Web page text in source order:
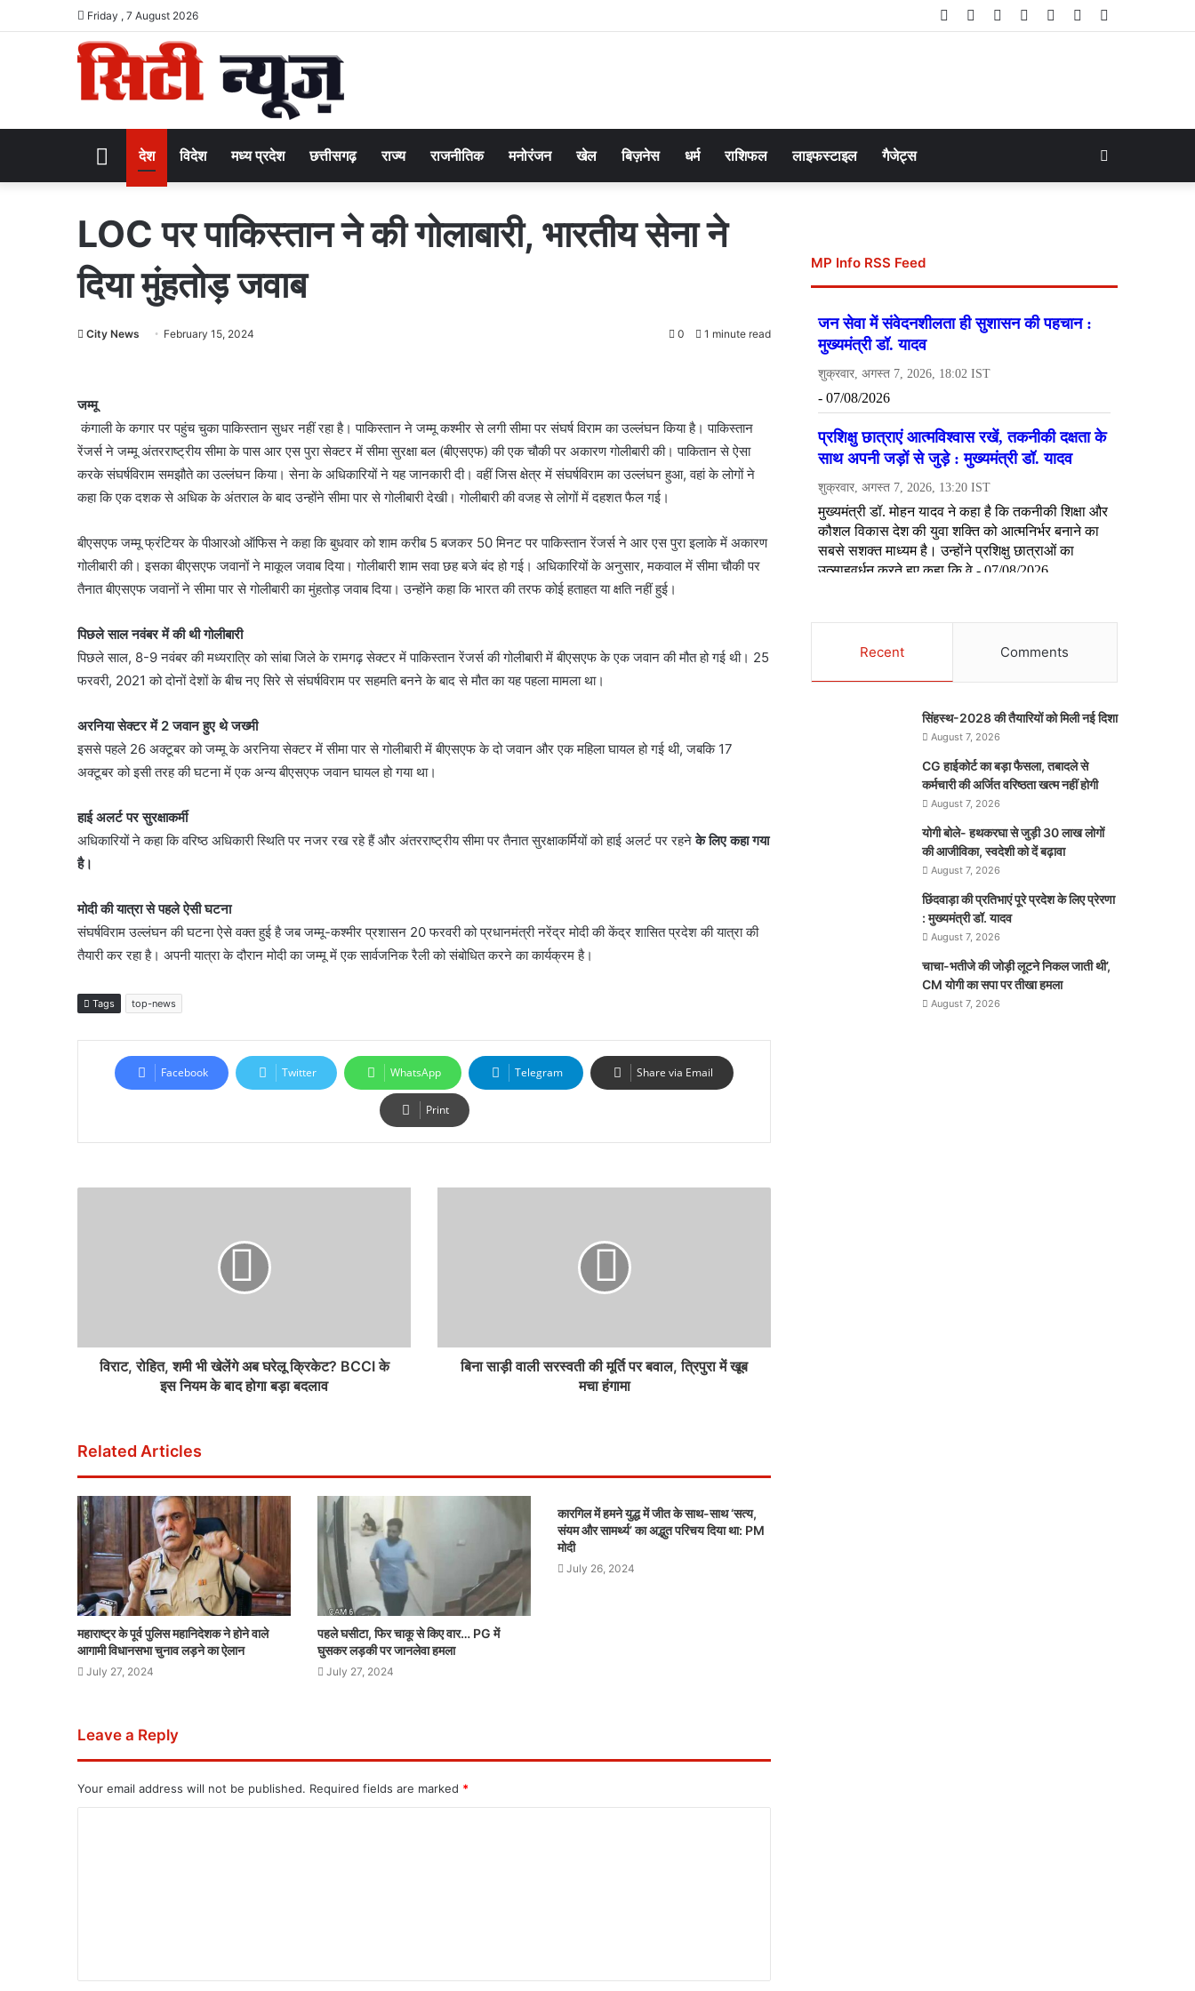
Friday , 7 August 2026 Telegram
Instagram
YouTube
LinkedIn
Twitter
Facebook
Homeदेश विदेश मध्य प्रदेश छत्तीसगढ़ राज्य राजनीतिक मनोरंजन खेल बिज़नेस धर्म राशिफल लाइफस्टाइल गैजेट्स
LOC पर पाकिस्तान ने की गोलाबारी, भारतीय सेना ने
दिया मुंहतोड़ जवाब
City News February 15, 2024 0 1 minute read
जम्मू
कंगाली के कगार पर पहुंच चुका पाकिस्तान सुधर नहीं रहा है। पाकिस्तान ने जम्मू कश्मीर से लगी सीमा पर संघर्ष विराम का उल्लंघन किया है। पाकिस्तान
रेंजर्स ने जम्मू अंतरराष्ट्रीय सीमा के पास आर एस पुरा सेक्टर में सीमा सुरक्षा बल (बीएसएफ) की एक चौकी पर अकारण गोलीबारी की। पाकितान से ऐसा
करके संघर्षविराम समझौते का उल्लंघन किया। सेना के अधिकारियों ने यह जानकारी दी। वहीं जिस क्षेत्र में संघर्षविराम का उल्लंघन हुआ, वहां के लोगों ने
कहा कि एक दशक से अधिक के अंतराल के बाद उन्होंने सीमा पार से गोलीबारी देखी। गोलीबारी की वजह से लोगों में दहशत फैल गई।
बीएसएफ जम्मू फ्रंटियर के पीआरओ ऑफिस ने कहा कि बुधवार को शाम करीब 5 बजकर 50 मिनट पर पाकिस्तान रेंजर्स ने आर एस पुरा इलाके में अकारण
गोलीबारी की। इसका बीएसएफ जवानों ने माकूल जवाब दिया। गोलीबारी शाम सवा छह बजे बंद हो गई। अधिकारियों के अनुसार, मकवाल में सीमा चौकी पर
तैनात बीएसएफ जवानों ने सीमा पार से गोलीबारी का मुंहतोड़ जवाब दिया। उन्होंने कहा कि भारत की तरफ कोई हताहत या क्षति नहीं हुई।
पिछले साल नवंबर में की थी गोलीबारी
पिछले साल, 8-9 नवंबर की मध्यरात्रि को सांबा जिले के रामगढ़ सेक्टर में पाकिस्तान रेंजर्स की गोलीबारी में बीएसएफ के एक जवान की मौत हो गई थी। 25
फरवरी, 2021 को दोनों देशों के बीच नए सिरे से संघर्षविराम पर सहमति बनने के बाद से मौत का यह पहला मामला था।
अरनिया सेक्टर में 2 जवान हुए थे जख्मी
इससे पहले 26 अक्टूबर को जम्मू के अरनिया सेक्टर में सीमा पार से गोलीबारी में बीएसएफ के दो जवान और एक महिला घायल हो गई थी, जबकि 17
अक्टूबर को इसी तरह की घटना में एक अन्य बीएसएफ जवान घायल हो गया था।
हाई अलर्ट पर सुरक्षाकर्मी
अधिकारियों ने कहा कि वरिष्ठ अधिकारी स्थिति पर नजर रख रहे हैं और अंतरराष्ट्रीय सीमा पर तैनात सुरक्षाकर्मियों को हाई अलर्ट पर रहनेके लिए कहा गया
है।
मोदी की यात्रा से पहले ऐसी घटना
संघर्षविराम उल्लंघन की घटना ऐसे वक्त हुई है जब जम्मू-कश्मीर प्रशासन 20 फरवरी को प्रधानमंत्री नरेंद्र मोदी की केंद्र शासित प्रदेश की यात्रा की
तैयारी कर रहा है। अपनी यात्रा के दौरान मोदी का जम्मू में एक सार्वजनिक रैली को संबोधित करने का कार्यक्रम है।
Tags top-news
Facebook Twitter WhatsApp Telegram Share via Email
Print
विराट, रोहित, शमी भी खेलेंगे अब घरेलू क्रिकेट? BCCI के
इस नियम के बाद होगा बड़ा बदलाव
बिना साड़ी वाली सरस्वती की मूर्ति पर बवाल, त्रिपुरा में खूब
मचा हंगामा
Related Articles
महाराष्ट्र के पूर्व पुलिस महानिदेशक ने होने वाले
आगामी विधानसभा चुनाव लड़ने का ऐलान
July 27, 2024
पहले घसीटा, फिर चाकू से किए वार… PG में
घुसकर लड़की पर जानलेवा हमला
July 27, 2024
कारगिल में हमने युद्ध में जीत के साथ-साथ ‘सत्य,
संयम और सामर्थ्य’ का अद्भुत परिचय दिया था: PM
मोदी
July 26, 2024
Leave a Reply
Your email address will not be published. Required fields are marked *
MP Info RSS Feed
Recent Comments
सिंहस्थ-2028 की तैयारियों को मिली नई दिशा
August 7, 2026
CG हाईकोर्ट का बड़ा फैसला, तबादले से
कर्मचारी की अर्जित वरिष्ठता खत्म नहीं होगी
August 7, 2026
योगी बोले- हथकरघा से जुड़ी 30 लाख लोगों
की आजीविका, स्वदेशी को दें बढ़ावा
August 7, 2026
छिंदवाड़ा की प्रतिभाएं पूरे प्रदेश के लिए प्रेरणा
: मुख्यमंत्री डॉ. यादव
August 7, 2026
चाचा-भतीजे की जोड़ी लूटने निकल जाती थी’,
CM योगी का सपा पर तीखा हमला
August 7, 2026